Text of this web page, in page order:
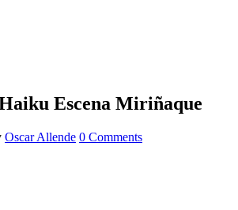
Escena Miriñaque
Oscar Allende 0 Comments